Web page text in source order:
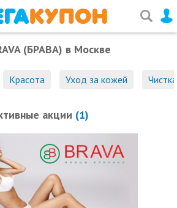
(БРАВА) в Москве
Красота Уход за кожей
акции (1)